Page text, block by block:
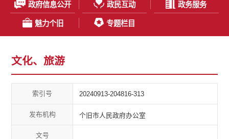
政府信息公开 政民互动 政务服务
魅力个旧 专题栏目
文化、旅游
索引号 20240913-204816-313
发布机构 个旧市人民政府办公室
文号